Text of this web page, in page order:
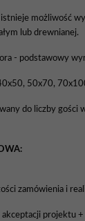
istnieje możliwość
lub drewnianej.
- podstawowy
50x70,
do liczby gości
zamówienia i
projektu